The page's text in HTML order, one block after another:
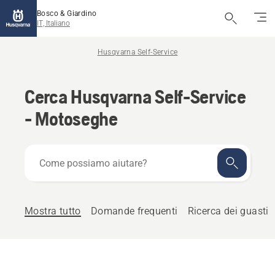
Bosco & Giardino
IT, Italiano
Husqvarna Self-Service
Cerca Husqvarna Self-Service
- Motoseghe
possiamo
Mostra tutto Domande frequenti Ricerca dei guasti